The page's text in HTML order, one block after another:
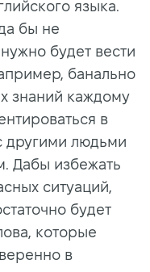
языка.
бы не
будет вести
банально
знаний каждому
в
другими людьми
Дабы избежать
ситуаций,
будет
которые
в